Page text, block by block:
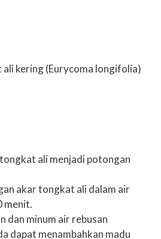
kering (Eurycoma longifolia)
ali menjadi potongan
akar tongkat ali dalam air
menit.
dan minum air rebusan
dapat menambahkan madu